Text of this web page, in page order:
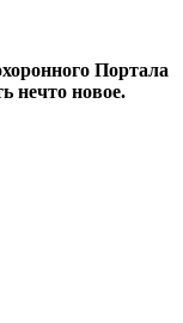
Портала
нечто новое.